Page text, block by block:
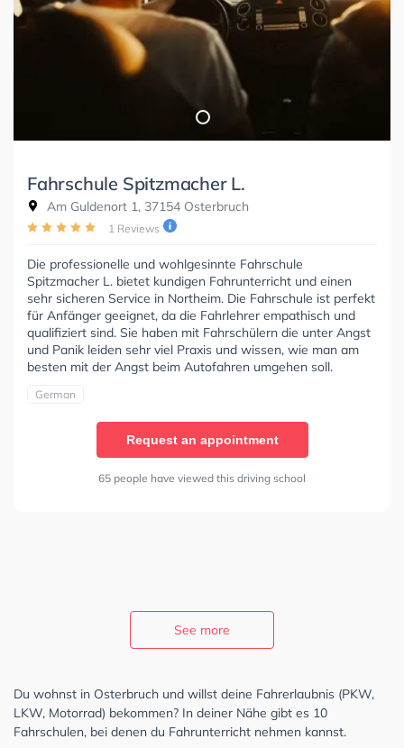
Fahrschule Spitzmacher L.
Am Guldenort 1, 37154 Osterbruch
1 Reviews
Die professionelle und wohlgesinnte Fahrschule
Spitzmacher L. bietet kundigen Fahrunterricht und einen
sehr sicheren Service in Northeim. Die Fahrschule ist perfekt
für Anfänger geeignet, da die Fahrlehrer empathisch und
qualifiziert sind. Sie haben mit Fahrschülern die unter Angst
und Panik leiden sehr viel Praxis und wissen, wie man am
besten mit der Angst beim Autofahren umgehen soll.
German
Request an appointment
65 people have viewed this driving school
See more
Du wohnst in Osterbruch und willst deine Fahrerlaubnis (PKW,
LKW, Motorrad) bekommen? In deiner Nähe gibt es 10
Fahrschulen, bei denen du Fahrunterricht nehmen kannst.